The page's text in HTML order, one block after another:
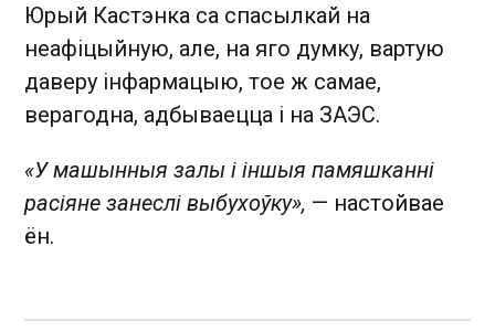
Юрый Кастэнка са спасылкай на
неафіцыйную, але, на яго думку, вартую
даверу інфармацыю, тое ж самае,
верагодна, адбываецца і на ЗАЭС.
«У машынныя залы і іншыя памяшканні
расіяне занеслі выбухоўку», — настойвае
ён.